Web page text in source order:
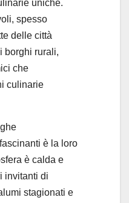
uniche.
spesso
delle città
borghi rurali,
che
culinarie
è la loro
è calda e
invitanti di
stagionati e